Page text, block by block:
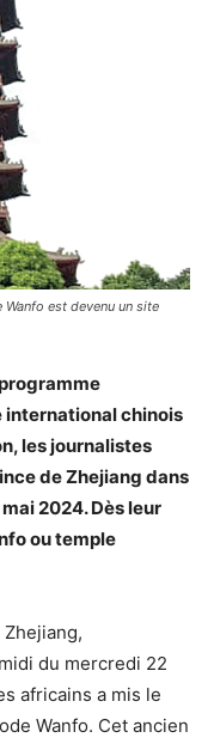
est devenu un site
international chinois
les journalistes
de Zhejiang dans
2024. Dès leur
ou temple
du mercredi 22
africains a mis le
Wanfo. Cet ancien